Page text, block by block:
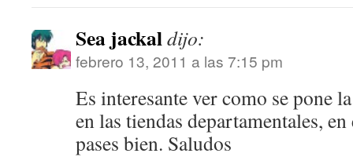
Sea jackaldijo:
febrero 13, 2011 a las 7:15 pm
Es interesante ver como se pone
en las tiendas departamentales,
pases bien. Saludos